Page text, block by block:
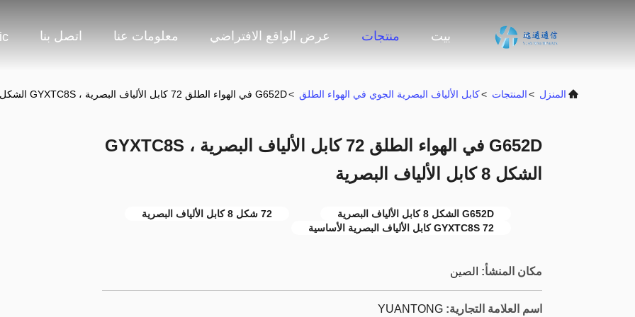
بيت منتجات عرض الواقع الافتراضي معلومات عنا اتصل بنا
المنزل >المنتجات >كابل الألياف البصرية الجوي في الهواء الطلق >G652D في الهواء الطلق 72 كابل الألياف البصرية ، GYXTC8S الشكل 8 كابل الألياف البصرية
G652D في الهواء الطلق 72 كابل الألياف البصرية ، GYXTC8S
الشكل 8 كابل الألياف البصرية
G652D الشكل 8 كابل الألياف البصرية
72 شكل 8 كابل الألياف البصرية
GYXTC8S 72 كابل الألياف البصرية الأساسية
مكان المنشأ: الصين
اسم العلامة التجارية: YUANTONG